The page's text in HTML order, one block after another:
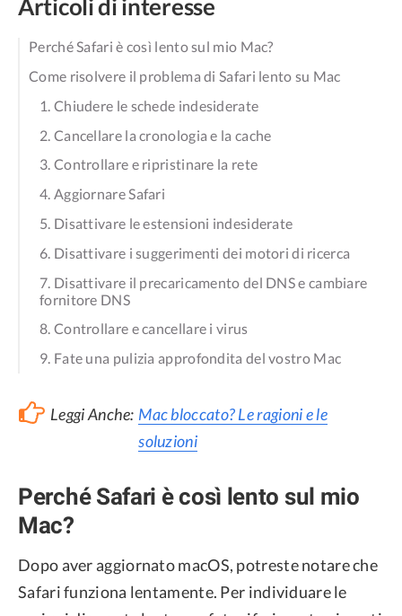
Articoli di interesse
Perché Safari è così lento sul mio Mac?
Come risolvere il problema di Safari lento su Mac
1. Chiudere le schede indesiderate
2. Cancellare la cronologia e la cache
3. Controllare e ripristinare la rete
4. Aggiornare Safari
5. Disattivare le estensioni indesiderate
6. Disattivare i suggerimenti dei motori di ricerca
7. Disattivare il precaricamento del DNS e cambiare
fornitore DNS
8. Controllare e cancellare i virus
9. Fate una pulizia approfondita del vostro Mac
Leggi Anche: Mac bloccato? Le ragioni e le
soluzioni
Perché Safari è così lento sul mio
Mac?
Dopo aver aggiornato macOS, potreste notare che
Safari funziona lentamente. Per individuare le